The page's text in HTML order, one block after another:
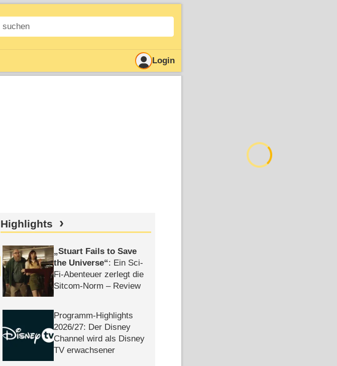
Login
Highlights
Stuart Fails to Save
the Universe : Ein Sci-
Fi-Abenteuer zerlegt die
Sitcom-Norm – Review
Programm-Highlights
2026/​27: Der Disney
Channel wird als Disney
TV erwachsener